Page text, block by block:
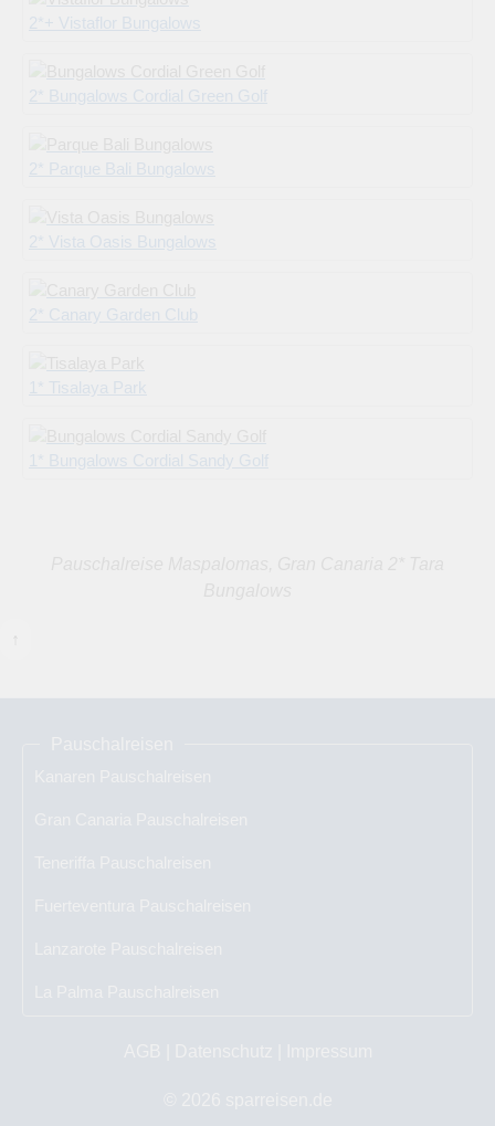
2*+ Vistaflor Bungalows
2* Bungalows Cordial Green Golf
2* Parque Bali Bungalows
2* Vista Oasis Bungalows
2* Canary Garden Club
1* Tisalaya Park
1* Bungalows Cordial Sandy Golf
↑